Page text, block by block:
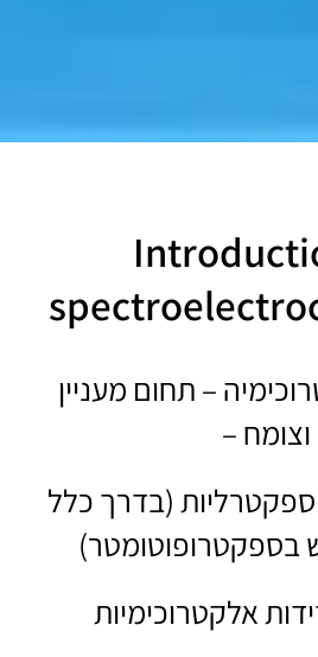
– תחום מעניין
וצומח –
(בדרך כלל
בספקטרופוטומטר)
אלקטרוכימיות